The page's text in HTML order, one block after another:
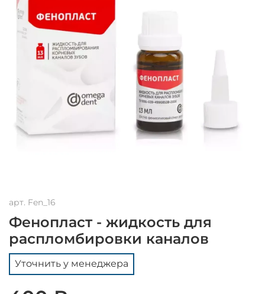
арт. Fen_16
Фенопласт - жидкость для
распломбировки каналов
Уточнить у менеджера